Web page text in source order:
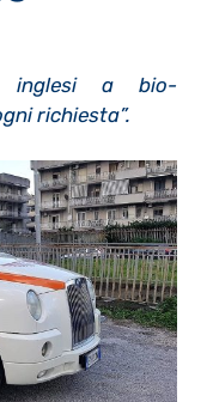
inglesi a bio-
richiesta”.